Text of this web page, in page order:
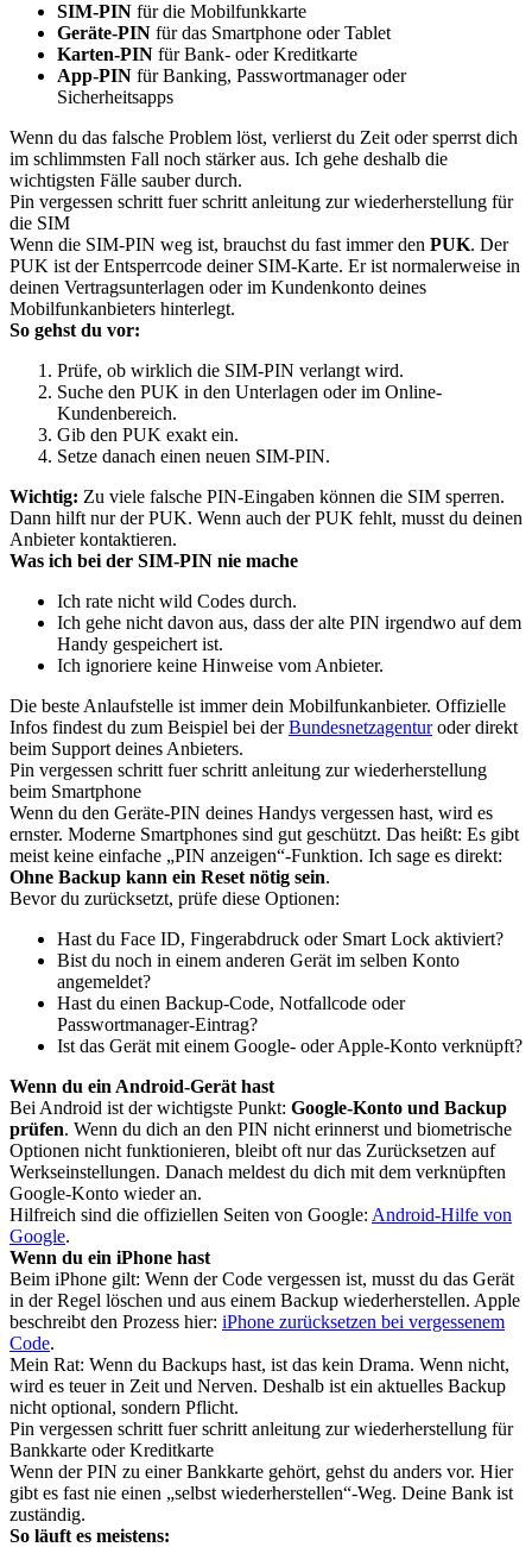
SIM-PIN für die Mobilfunkkarte
Geräte-PIN für das Smartphone oder Tablet
Karten-PIN für Bank- oder Kreditkarte
App-PIN für Banking, Passwortmanager oder
Sicherheitsapps
Wenn du das falsche Problem löst, verlierst du Zeit oder sperrst dich
im schlimmsten Fall noch stärker aus. Ich gehe deshalb die
wichtigsten Fälle sauber durch.
Pin vergessen schritt fuer schritt anleitung zur wiederherstellung für
die SIM
Wenn die SIM-PIN weg ist, brauchst du fast immer den PUK. Der
PUK ist der Entsperrcode deiner SIM-Karte. Er ist normalerweise in
deinen Vertragsunterlagen oder im Kundenkonto deines
Mobilfunkanbieters hinterlegt.
So gehst du vor:
Prüfe, ob wirklich die SIM-PIN verlangt wird.
Suche den PUK in den Unterlagen oder im Online-
Kundenbereich.
Gib den PUK exakt ein.
Setze danach einen neuen SIM-PIN.
Wichtig: Zu viele falsche PIN-Eingaben können die SIM sperren.
Dann hilft nur der PUK. Wenn auch der PUK fehlt, musst du deinen
Anbieter kontaktieren.
Was ich bei der SIM-PIN nie mache
Ich rate nicht wild Codes durch.
Ich gehe nicht davon aus, dass der alte PIN irgendwo auf dem
Handy gespeichert ist.
Ich ignoriere keine Hinweise vom Anbieter.
Die beste Anlaufstelle ist immer dein Mobilfunkanbieter. Offizielle
Infos findest du zum Beispiel bei derBundesnetzagenturoder direkt
beim Support deines Anbieters.
Pin vergessen schritt fuer schritt anleitung zur wiederherstellung
beim Smartphone
Wenn du den Geräte-PIN deines Handys vergessen hast, wird es
ernster. Moderne Smartphones sind gut geschützt. Das heißt: Es gibt
meist keine einfache „PIN anzeigen“-Funktion. Ich sage es direkt:
Ohne Backup kann ein Reset nötig sein.
Bevor du zurücksetzt, prüfe diese Optionen:
Hast du Face ID, Fingerabdruck oder Smart Lock aktiviert?
Bist du noch in einem anderen Gerät im selben Konto
angemeldet?
Hast du einen Backup-Code, Notfallcode oder
Passwortmanager-Eintrag?
Ist das Gerät mit einem Google- oder Apple-Konto verknüpft?
Wenn du ein Android-Gerät hast
Bei Android ist der wichtigste Punkt: Google-Konto und Backup
prüfen. Wenn du dich an den PIN nicht erinnerst und biometrische
Optionen nicht funktionieren, bleibt oft nur das Zurücksetzen auf
Werkseinstellungen. Danach meldest du dich mit dem verknüpften
Google-Konto wieder an.
Hilfreich sind die offiziellen Seiten von Google: Android-Hilfe von
Google.
Wenn du ein iPhone hast
Beim iPhone gilt: Wenn der Code vergessen ist, musst du das Gerät
in der Regel löschen und aus einem Backup wiederherstellen. Apple
beschreibt den Prozess hier: iPhone zurücksetzen bei vergessenem
Code.
Mein Rat: Wenn du Backups hast, ist das kein Drama. Wenn nicht,
wird es teuer in Zeit und Nerven. Deshalb ist ein aktuelles Backup
nicht optional, sondern Pflicht.
Pin vergessen schritt fuer schritt anleitung zur wiederherstellung für
Bankkarte oder Kreditkarte
Wenn der PIN zu einer Bankkarte gehört, gehst du anders vor. Hier
gibt es fast nie einen „selbst wiederherstellen“-Weg. Deine Bank ist
zuständig.
So läuft es meistens: